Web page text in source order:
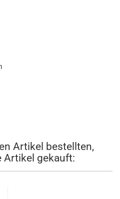
Artikel bestellten,
Artikel gekauft: